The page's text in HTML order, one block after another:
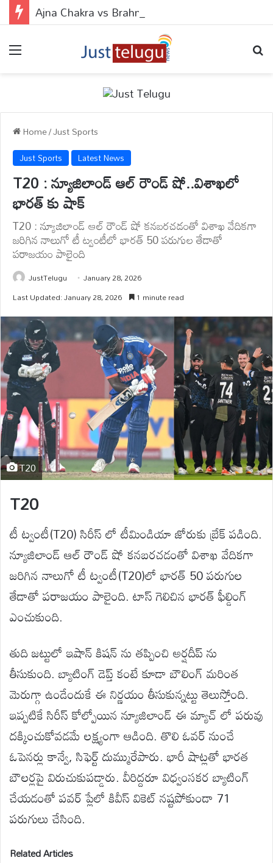
Home/Just Sports
Just Sports Latest News
T20 : న్యూజిలాండ్ ఆల్ రౌండ్ షో..విశాఖలో
భారత్ కు షాక్
T20 : న్యూజిలాండ్ ఆల్ రౌండ్ షో కనబరచడంతో విశాఖ వేదికగా
జరిగిన నాలుగో టీ ట్వంటీలో భారత్ 50 పరుగుల తేడాతో
పరాజయం పాలైంది
JustTelugu
January 28, 2026
Last Updated: January 28, 2026
1 minute read
T20
T20
టీ ట్వంటీ(T20) సిరీస్ లో టీమిండియా జోరుకు బ్రేక్ పడింది.
న్యూజిలాండ్ ఆల్ రౌండ్ షో కనబరచడంతో విశాఖ వేదికగా
జరిగిన నాలుగో టీ ట్వంటీ(T20)లో భారత్ 50 పరుగుల
తేడాతో పరాజయం పాలైంది. టాస్ గెలిచిన భారత్ ఫీల్డింగ్
ఎంచుకుంది.
తుది జట్టులో ఇషాన్ కిషన్ ను తప్పించి అర్షదీప్ ను
తీసుకుంది. బ్యాటింగ్ డెప్త్ కంటే కూడా బౌలింగ్ మరింత
మెరుగ్గా ఉండేందుకే ఈ నిర్ణయం తీసుకున్నట్టు తెలుస్తోంది.
ఇప్పటికే సిరీస్ కోల్పోయిన న్యూజిలాండ్ ఈ మ్యాచ్ లో పరువు
దక్కించుకోవడమే లక్ష్యంగా ఆడింది. తొలి ఓవర్ నుంచే
ఓపెనర్లు కాన్వే, సిఫెర్ట్ దుమ్మురేపారు. భారీ షాట్లతో భారత
బౌలర్లపై విరుచుకుపడ్డారు. వీరిద్దరూ విధ్వంసకర బ్యాటింగ్
చేయడంతో పవర్ ప్లేలో కివీస్ వికెట్ నష్టపోకుండా 71
పరుగులు చేసింది.
Related Articles